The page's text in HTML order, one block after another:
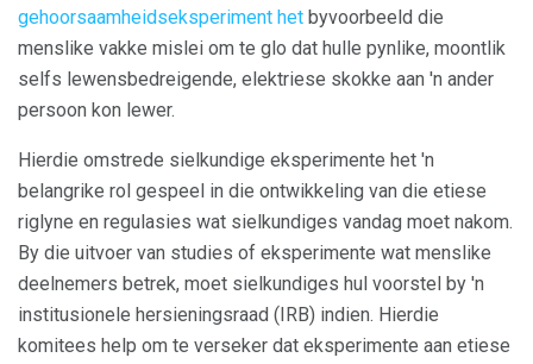
gehoorsaamheidseksperiment het byvoorbeeld die
menslike vakke mislei om te glo dat hulle pynlike, moontlik
selfs lewensbedreigende, elektriese skokke aan 'n ander
persoon kon lewer.
Hierdie omstrede sielkundige eksperimente het 'n
belangrike rol gespeel in die ontwikkeling van die etiese
riglyne en regulasies wat sielkundiges vandag moet nakom.
By die uitvoer van studies of eksperimente wat menslike
deelnemers betrek, moet sielkundiges hul voorstel by 'n
institusionele hersieningsraad (IRB) indien. Hierdie
komitees help om te verseker dat eksperimente aan etiese